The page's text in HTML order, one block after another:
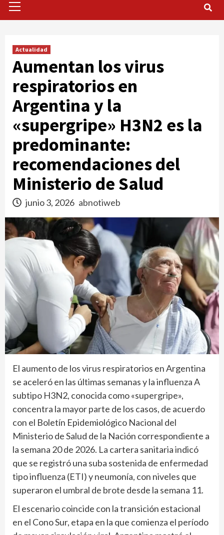
Menu
Actualidad
Aumentan los virus
respiratorios en
Argentina y la
«supergripe» H3N2 es la
predominante:
recomendaciones del
Ministerio de Salud
junio 3, 2026 abnotiweb
El aumento de los virus respiratorios en Argentina
se aceleró en las últimas semanas y la influenza A
subtipo H3N2, conocida como «supergripe»,
concentra la mayor parte de los casos, de acuerdo
con el Boletín Epidemiológico Nacional del
Ministerio de Salud de la Nación correspondiente a
la semana 20 de 2026. La cartera sanitaria indicó
que se registró una suba sostenida de enfermedad
tipo influenza (ETI) y neumonía, con niveles que
superaron el umbral de brote desde la semana 11.
El escenario coincide con la transición estacional
en el Cono Sur, etapa en la que comienza el período